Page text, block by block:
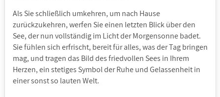
Als Sie schließlich umkehren, um nach Hause
zurückzukehren, werfen Sie einen letzten Blick über den
See, der nun vollständig im Licht der Morgensonne badet.
Sie fühlen sich erfrischt, bereit für alles, was der Tag bringen
mag, und tragen das Bild des friedvollen Sees in Ihrem
Herzen, ein stetiges Symbol der Ruhe und Gelassenheit in
einer sonst so lauten Welt.